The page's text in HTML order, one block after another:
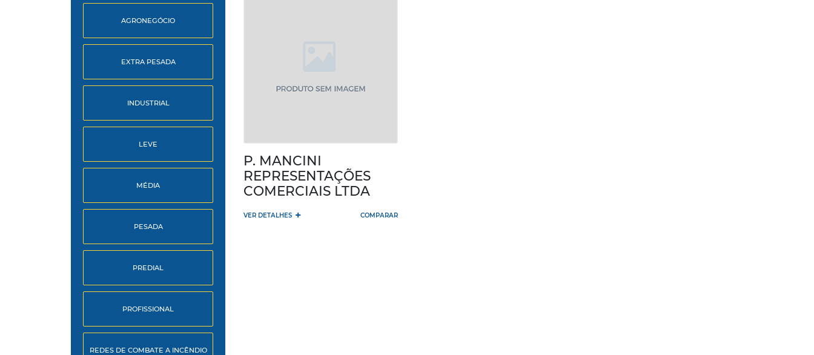
AGRONEGÓCIO
EXTRA PESADA
INDUSTRIAL
LEVE
MÉDIA
PESADA
PREDIAL
PROFISSIONAL
REDES DE COMBATE A INCÊNDIO
P. MANCINI
REPRESENTAÇÕES
COMERCIAIS LTDA
VER DETALHES + COMPARAR